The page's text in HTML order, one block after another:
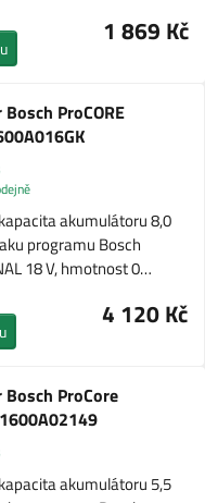
1 869 Kč
ProCORE
akumulátoru 8,0
programu Bosch
18 V, hmotnost 0…
4 120 Kč
ProCore
akumulátoru 5,5